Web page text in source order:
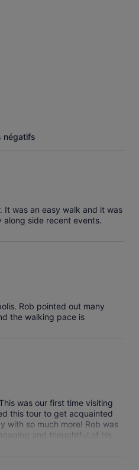
négatifs
It was an easy walk and it was
along side recent events.
Rob pointed out many
the walking pace is
was our first time visiting
this tour to get acquainted
with so much more! Rob was
and thoughtful of his
stories were fascinating. He
in the city to visit and
anything we may have